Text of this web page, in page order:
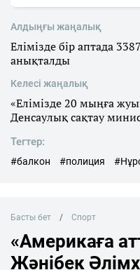
Алдыңғы жаңалық
Елімізде бір аптада
анықталды
Келесі жаңалық
«Елімізде 20 мыңға
Денсаулық сақтау
Тегтер:
#балкон #полиция
Басты бет Спорт
«Америкаға
Жәнібек